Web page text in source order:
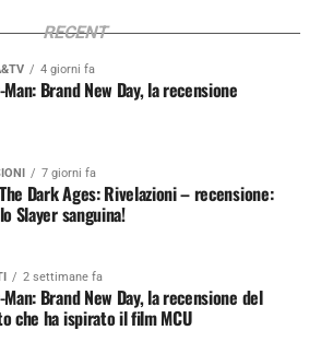
RECENT
4 giorni fa
Brand New Day, la recensione
7 giorni fa
Dark Ages: Rivelazioni – recensione:
Slayer sanguina!
2 settimane fa
Brand New Day, la recensione del
che ha ispirato il film MCU